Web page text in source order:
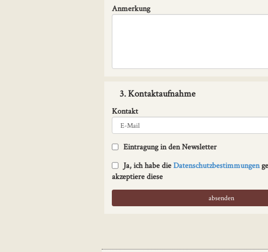
Anmerkung
3. Kontaktaufnahme
Kontakt
Eintragung in den Newsletter
Ja, ich habe dieDatenschutzbestimmungen
akzeptiere diese